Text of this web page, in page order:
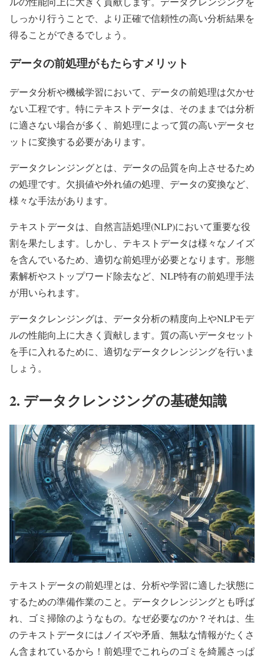
しっかり行うことで、より正確で信頼性の高い分析結果を
得ることができるでしょう。
データの前処理がもたらすメリット
データ分析や機械学習において、データの前処理は欠かせ
ない工程です。特にテキストデータは、そのままでは分析
に適さない場合が多く、前処理によって質の高いデータセ
ットに変換する必要があります。
データクレンジングとは、データの品質を向上させるため
の処理です。欠損値や外れ値の処理、データの変換など、
様々な手法があります。
テキストデータは、自然言語処理(NLP)において重要な役
割を果たします。しかし、テキストデータは様々なノイズ
を含んでいるため、適切な前処理が必要となります。形態
素解析やストップワード除去など、NLP特有の前処理手法
が用いられます。
データクレンジングは、データ分析の精度向上やNLPモデ
ルの性能向上に大きく貢献します。質の高いデータセット
を手に入れるために、適切なデータクレンジングを行いま
しょう。
2. データクレンジングの基礎知識
テキストデータの前処理とは、分析や学習に適した状態に
するための準備作業のこと。データクレンジングとも呼ば
れ、ゴミ掃除のようなもの。なぜ必要なのか？それは、生
のテキストデータにはノイズや矛盾、無駄な情報がたくさ
ん含まれているから！前処理でこれらのゴミを綺麗さっぱ